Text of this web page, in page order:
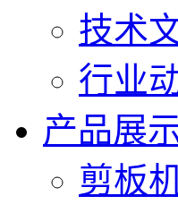
技术
行业
产品展
剪板